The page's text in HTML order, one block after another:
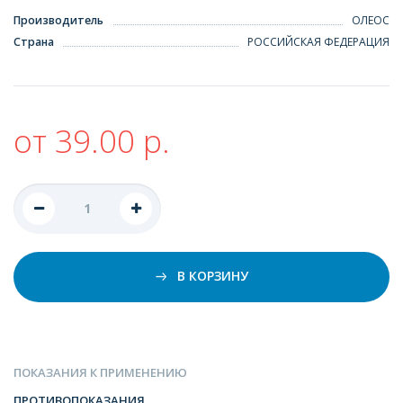
Производитель
ОЛЕОС
Страна
РОССИЙСКАЯ ФЕДЕРАЦИЯ
от 39.00 р.
В КОРЗИНУ
ПОКАЗАНИЯ К ПРИМЕНЕНИЮ